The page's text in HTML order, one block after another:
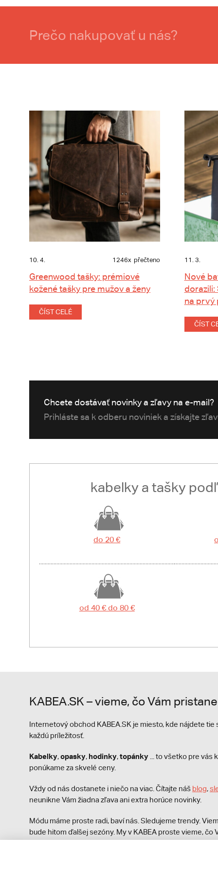
Prečo nakupovať u nás?
10. 4. 1246x přečteno
Greenwood tašky: prémiové
kožené tašky pre mužov a ženy
ČÍST CELÉ
11. 3.
Nové
dorazili:
na prvý
ČÍST
Chcete dostávať novinky a zľavy na e-mail?
Prihláste sa k odberu noviniek a získajte
kabelky a tašky
do 20 €
od 40 € do 80 €
KABEA.SK – vieme, čo Vám pristane
Internetový obchod KABEA.SK je miesto, kde nájdete
každú príležitosť.
Kabelky,opasky, hodinky,topánky ... to všetko pre vás
ponúkame za skvelé ceny.
Vždy od nás dostanete i niečo na viac. Čítajte náš blog,
neunikne Vám žiadna zľava ani extra horúce novinky.
Módu máme proste radi, baví nás. Sledujeme trendy.
bude hitom ďalšej sezóny. My v KABEA proste vieme, čo